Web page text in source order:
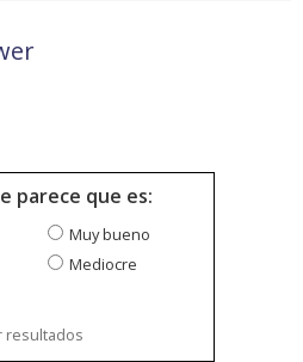
parece que es:
Muy bueno
Mediocre
resultados